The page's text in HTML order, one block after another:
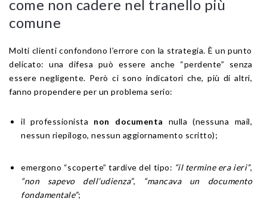
come non cadere nel tranello più
comune
Molti clienti confondono l’errore con la strategia. È un punto
delicato: una difesa può essere anche “perdente” senza
essere negligente. Però ci sono indicatori che, più di altri,
fanno propendere per un problema serio:
il professionista non documenta nulla (nessuna mail,
nessun riepilogo, nessun aggiornamento scritto);
emergono “scoperte” tardive del tipo: “il termine era ieri”,
“non sapevo dell’udienza”,
“mancava un documento
fondamentale”;